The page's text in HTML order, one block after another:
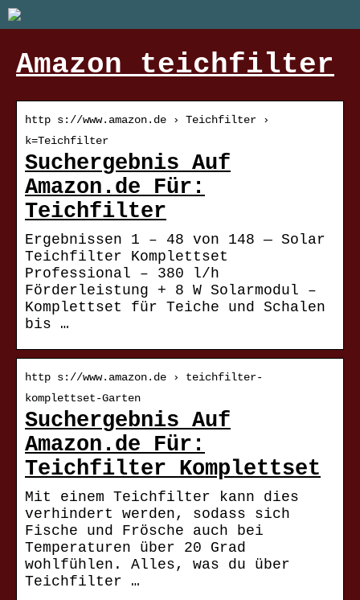
Amazon teichfilter
http s://www.amazon.de › Teichfilter ›
k=Teichfilter
Suchergebnis Auf
Amazon.de Für:
Teichfilter
Ergebnissen 1 – 48 von 148 — Solar
Teichfilter Komplettset
Professional – 380 l/h
Förderleistung + 8 W Solarmodul –
Komplettset für Teiche und Schalen
bis …
http s://www.amazon.de › teichfilter-
komplettset-Garten
Suchergebnis Auf
Amazon.de Für:
Teichfilter Komplettset
Mit einem Teichfilter kann dies
verhindert werden, sodass sich
Fische und Frösche auch bei
Temperaturen über 20 Grad
wohlfühlen. Alles, was du über
Teichfilter …